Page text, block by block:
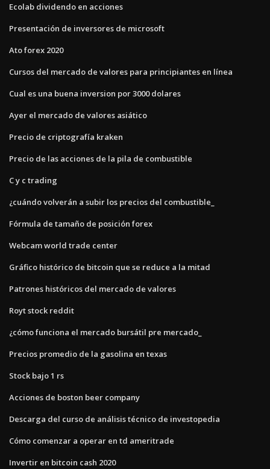
Ecolab dividendo en acciones
Presentación de inversores de microsoft
Ato forex 2020
Cursos del mercado de valores para principiantes en línea
Cual es una buena inversion por 3000 dolares
Ayer el mercado de valores asiático
Precio de criptografía kraken
Precio de las acciones de la pila de combustible
C y c trading
¿cuándo volverán a subir los precios del combustible_
Fórmula de tamaño de posición forex
Webcam world trade center
Gráfico histórico de bitcoin que se reduce a la mitad
Patrones históricos del mercado de valores
Royt stock reddit
¿cómo funciona el mercado bursátil pre mercado_
Precios promedio de la gasolina en texas
Stock bajo 1 rs
Acciones de boston beer company
Descarga del curso de análisis técnico de investopedia
Cómo comenzar a operar en td ameritrade
Invertir en bitcoin cash 2020